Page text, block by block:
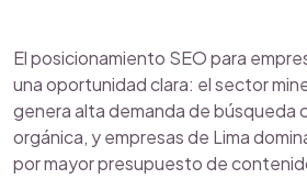
El posicionamiento SEO para
una oportunidad clara: el sector
genera alta demanda de búsqueda
orgánica, y empresas de Lima
por mayor presupuesto de